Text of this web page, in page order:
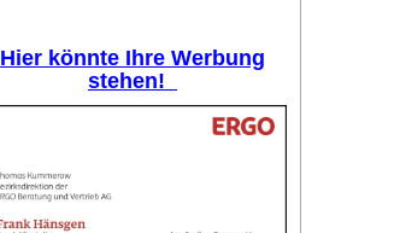
Hier könnte Ihre Werbung
stehen!